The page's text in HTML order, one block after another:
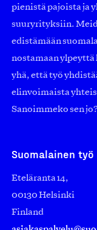
pienistä pajoista ja
suuryrityksiin.
edistämään
nostamaan
yhä, että työ
elinvoimaista
Sanoimmeko sen
Suomalainen työ
Eteläranta 14,
00130 Helsinki
Finland